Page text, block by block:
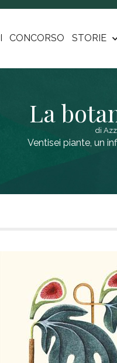
CONCORSO STORIE
La
di
Ventisei piante, un